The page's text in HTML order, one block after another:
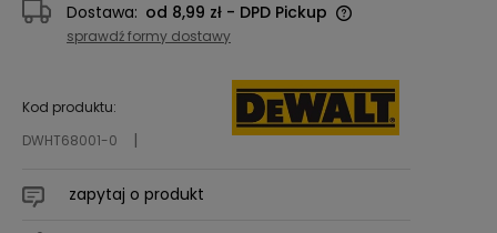
Dostawa: od 8,99 zł - DPD Pickup
Cena nie zawiera ewentualnych kosztów
sprawdź formy dostawy
Kod produktu:
DWHT68001-0
zapytaj o produkt